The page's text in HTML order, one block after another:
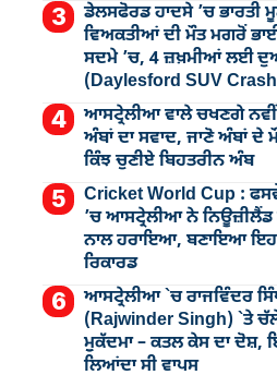
ਡੇਲਸਫੋਰਡ ਹਾਦਸੇ ’ਚ ਭਾਰਤੀ
ਵਿਅਕਤੀਆਂ ਦੀ ਮੌਤ ਮਗਰੋਂ
ਸਦਮੇ ’ਚ, 4 ਜ਼ਖ਼ਮੀਆਂ ਲਈ
(Daylesford SUV
ਆਸਟ੍ਰੇਲੀਆ ਵਾਲੇ ਚਖਣਗੇ
ਅੰਬਾਂ ਦਾ ਸਵਾਦ, ਜਾਣੋ ਅੰਬਾਂ ਦੇ
ਕਿੰਝ ਚੁਣੀਏ ਬਿਹਤਰੀਨ ਅੰਬ
Cricket World Cup :
’ਚ ਆਸਟ੍ਰੇਲੀਆ ਨੇ
ਨਾਲ ਹਰਾਇਆ, ਬਣਾਇਆ ਇਹ
ਰਿਕਾਰਡ
ਆਸਟ੍ਰੇਲੀਆ `ਚ ਰਾਜਵਿੰਦਰ
(Rajwinder Singh) `ਤੇ
ਮੁੁਕੱਦਮਾ – ਕਤਲ ਕੇਸ ਦਾ ਦੋਸ਼,
ਲਿਆਂਦਾ ਸੀ ਵਾਪਸ